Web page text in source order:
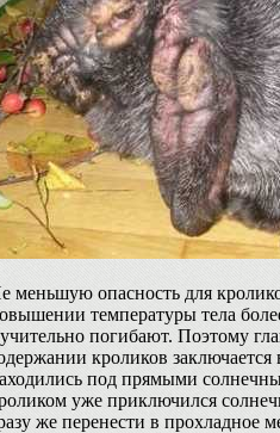
меньшую опасность для
температуры тела
погибают. Поэтому
кроликов
под прямыми
уже приключился
же перенести в прохладное